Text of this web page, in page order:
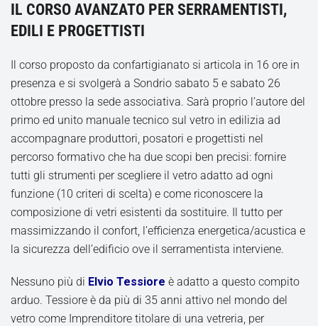
IL CORSO AVANZATO PER SERRAMENTISTI,
EDILI E PROGETTISTI
Il corso proposto da confartigianato si articola in 16 ore in
presenza e si svolgerà a Sondrio sabato 5 e sabato 26
ottobre presso la sede associativa. Sarà proprio l’autore del
primo ed unito manuale tecnico sul vetro in edilizia ad
accompagnare produttori, posatori e progettisti nel
percorso formativo che ha due scopi ben precisi: fornire
tutti gli strumenti per scegliere il vetro adatto ad ogni
funzione (10 criteri di scelta) e come riconoscere la
composizione di vetri esistenti da sostituire. Il tutto per
massimizzando il confort, l’efficienza energetica/acustica e
la sicurezza dell’edificio ove il serramentista interviene.
Nessuno più di Elvio Tessiore è adatto a questo compito
arduo. Tessiore è da più di 35 anni attivo nel mondo del
vetro come Imprenditore titolare di una vetreria, per